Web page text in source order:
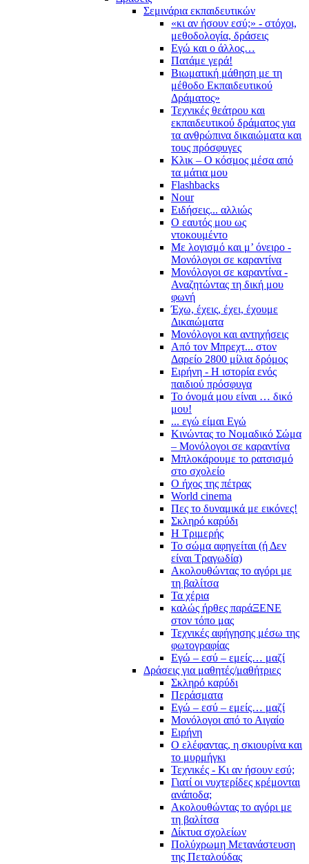
Σεμινάρια εκπαιδευτικών
«κι αν ήσουν εσύ;» - στόχοι,
μεθοδολογία, δράσεις
Εγώ και ο άλλος…
Πατάμε γερά!
Βιωματική μάθηση με τη
μέθοδο Εκπαιδευτικού
Δράματος»
Τεχνικές θεάτρου και
εκπαιδευτικού δράματος για
τα ανθρώπινα δικαιώματα και
τους πρόσφυγες
Κλικ – Ο κόσμος μέσα από
τα μάτια μου
Flashbacks
Nour
Ειδήσεις... αλλιώς
Ο εαυτός μου ως
ντοκουμέντο
Με λογισμό και μ’ όνειρο -
Μονόλογοι σε καραντίνα
Μονόλογοι σε καραντίνα -
Αναζητώντας τη δική μου
φωνή
Έχω, έχεις, έχει, έχουμε
Δικαιώματα
Μονόλογοι και αντηχήσεις
Από τον Μπρεχτ... στον
Δαρείο 2800 μίλια δρόμος
Ειρήνη - Η ιστορία ενός
παιδιού πρόσφυγα
Το όνομά μου είναι … δικό
μου!
... εγώ είμαι Εγώ
Κινώντας το Νομαδικό Σώμα
– Μονόλογοι σε καραντίνα
Μπλοκάρουμε το ρατσισμό
στο σχολείο
Ο ήχος της πέτρας
World cinema
Πες το δυναμικά με εικόνες!
Σκληρό καρύδι
Η Τριμερής
Το σώμα αφηγείται (ή Δεν
είναι Τραγωδία)
Ακολουθώντας το αγόρι με
τη βαλίτσα
Τα χέρια
καλώς ήρθες παράΞΕΝΕ
στον τόπο μας
Τεχνικές αφήγησης μέσω της
φωτογραφίας
Εγώ – εσύ – εμείς… μαζί
Δράσεις για μαθητές/μαθήτριες
Σκληρό καρύδι
Περάσματα
Εγώ – εσύ – εμείς… μαζί
Μονόλογοι από το Αιγαίο
Ειρήνη
Ο ελέφαντας, η σκιουρίνα και
το μυρμήγκι
Τεχνικές - Κι αν ήσουν εσύ;
Γιατί οι νυχτερίδες κρέμονται
ανάποδα;
Ακολουθώντας το αγόρι με
τη βαλίτσα
Δίκτυα σχολείων
Πολύχρωμη Μετανάστευση
της Πεταλούδας